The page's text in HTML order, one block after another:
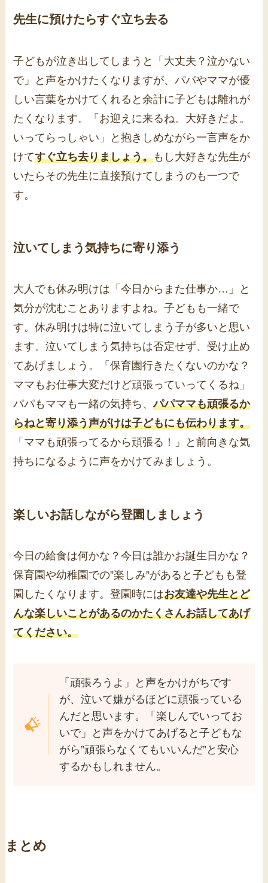
先生に預けたらすぐ立ち去る
子どもが泣き出してしまうと「大丈夫？泣かない
で」と声をかけたくなりますが、パパやママが優
しい言葉をかけてくれると余計に子どもは離れが
たくなります。「お迎えに来るね。大好きだよ。
いってらっしゃい」と抱きしめながら一言声をか
けてすぐ立ち去りましょう。もし大好きな先生が
いたらその先生に直接預けてしまうのも一つで
す。
泣いてしまう気持ちに寄り添う
大人でも休み明けは「今日からまた仕事か…」と
気分が沈むことありますよね。子どもも一緒で
す。休み明けは特に泣いてしまう子が多いと思い
ます。泣いてしまう気持ちは否定せず、受け止め
てあげましょう。「保育園行きたくないのかな？
ママもお仕事大変だけど頑張っていってくるね」
パパもママも一緒の気持ち、パパママも頑張るか
らねと寄り添う声がけは子どもにも伝わります。
「ママも頑張ってるから頑張る！」と前向きな気
持ちになるように声をかけてみましょう。
楽しいお話しながら登園しましょう
今日の給食は何かな？今日は誰かお誕生日かな？
保育園や幼稚園での”楽しみ”があると子どもも登
園したくなります。登園時にはお友達や先生とど
んな楽しいことがあるのかたくさんお話してあげ
てください。
「頑張ろうよ」と声をかけがちです
が、泣いて嫌がるほどに頑張っている
んだと思います。「楽しんでいってお
いで」と声をかけてあげると子どもな
がら”頑張らなくてもいいんだ”と安心
するかもしれません。
まとめ